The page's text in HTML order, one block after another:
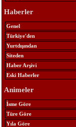
Haberler
Genel
Türkiye'den
Yurtdışından
Siteden
Haber Arşivi
Eski Haberler
Animeler
İsme Göre
Türe Göre
Yıla Göre